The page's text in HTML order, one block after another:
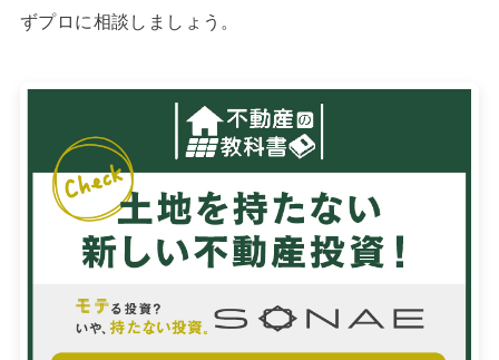
ずプロに相談しましょう。